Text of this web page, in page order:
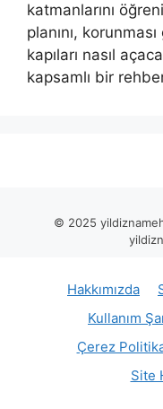
katmanlarını
planını,
kapıları nasıl
kapsamlı bir
© 2025
Hakkımızda
Kullanım
Çerez
Site